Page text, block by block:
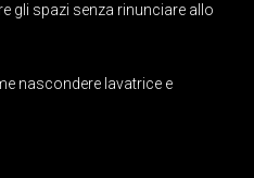
gli spazi senza rinunciare allo
nascondere lavatrice e